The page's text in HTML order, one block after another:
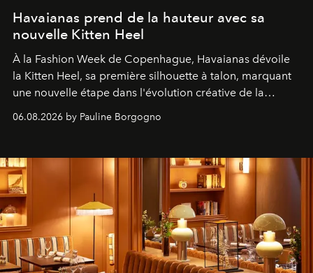
Havaianas prend de la hauteur avec sa
nouvelle Kitten Heel
À la Fashion Week de Copenhague, Havaianas dévoile
la Kitten Heel, sa première silhouette à talon, marquant
une nouvelle étape dans l'évolution créative de la
06.08.2026 by Pauline Borgogno